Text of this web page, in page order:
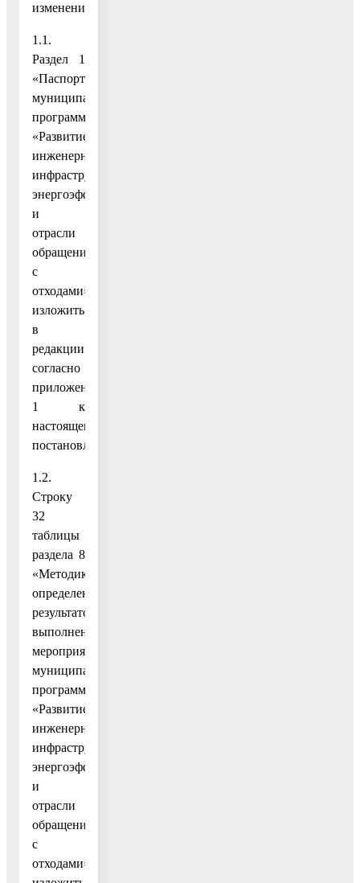
изменения:
1.1.
Раздел 1
«Паспорт
муниципальной
программы
«Развитие
инженерной
инфраструктуры,
энергоэффективности
и
отрасли
обращения
с
отходами»
изложить
в
редакции
согласно
приложению
1 к
настоящему
постановлению;
1.2.
Строку
32
таблицы
раздела 8
«Методика
определения
результатов
выполнения
мероприятий
муниципальной
программы
«Развитие
инженерной
инфраструктуры,
энергоэффективности
и
отрасли
обращения
с
отходами»